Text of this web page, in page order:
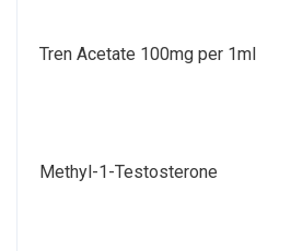
Tren Acetate 100mg per 1ml
Methyl-1-Testosterone